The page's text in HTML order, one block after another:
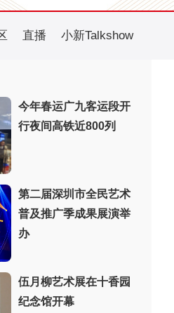
直播 小新Talkshow
今年春运广九客运段开
行夜间高铁近800列
第二届深圳市全民艺术
普及推广季成果展演举
办
伍月柳艺术展在十香园
纪念馆开幕